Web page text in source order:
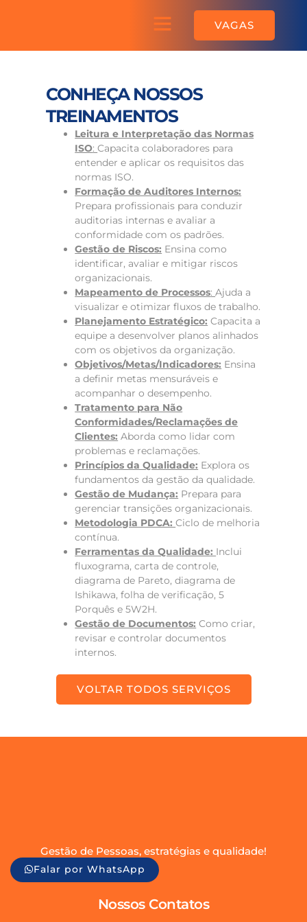
conteúdo
MenuVAGAS
CONHEÇA NOSSOS
TREINAMENTOS
Leitura e Interpretação das Normas
ISO:Capacita colaboradores para
entender e aplicar os requisitos das
normas ISO.
Formação de Auditores Internos:
Prepara profissionais para conduzir
auditorias internas e avaliar a
conformidade com os padrões.
Gestão de Riscos: Ensina como
identificar, avaliar e mitigar riscos
organizacionais.
Mapeamento de Processos:Ajuda a
visualizar e otimizar fluxos de trabalho.
Planejamento Estratégico: Capacita a
equipe a desenvolver planos alinhados
com os objetivos da organização.
Objetivos/Metas/Indicadores: Ensina
a definir metas mensuráveis e
acompanhar o desempenho.
Tratamento para Não
Conformidades/Reclamações de
Clientes: Aborda como lidar com
problemas e reclamações.
Princípios da Qualidade: Explora os
fundamentos da gestão da qualidade.
Gestão de Mudança: Prepara para
gerenciar transições organizacionais.
Metodologia PDCA:Ciclo de melhoria
contínua.
Ferramentas da Qualidade: Inclui
fluxograma, carta de controle,
diagrama de Pareto, diagrama de
Ishikawa, folha de verificação, 5
Porquês e 5W2H.
Gestão de Documentos: Como criar,
revisar e controlar documentos
internos.
VOLTAR TODOS SERVIÇOS
Gestão de Pessoas, estratégias e qualidade!
Falar por WhatsApp
Nossos Contatos